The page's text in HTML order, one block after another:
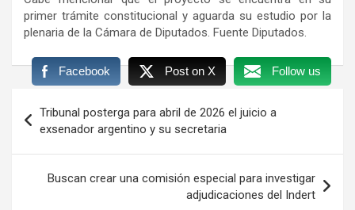
primer trámite constitucional y aguarda su estudio por la
plenaria de la Cámara de Diputados. Fuente Diputados.
Facebook Post on X Follow us
de
entradas
Tribunal posterga para abril de 2026 el juicio a
exsenador argentino y su secretaria
Buscan crear una comisión especial para investigar
adjudicaciones del Indert